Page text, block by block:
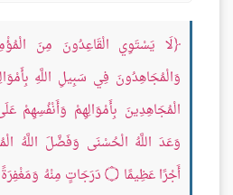
لَا يَسْتَوِي الْقَاعِدُونَ مِنَ
وَالْمُجَاهِدُونَ فِي سَبِيلِ اللَّهِ
الْمُجَاهِدِينَ بِأَمْوَالِهِمْ وَأَنْفُسِهِمْ
وَعَدَ اللَّهُ الْحُسْنَى وَفَضَّلَ اللَّهُ
أَجْرًا عَظِيمًا ۝دَرَجَاتٍ مِنْهُ